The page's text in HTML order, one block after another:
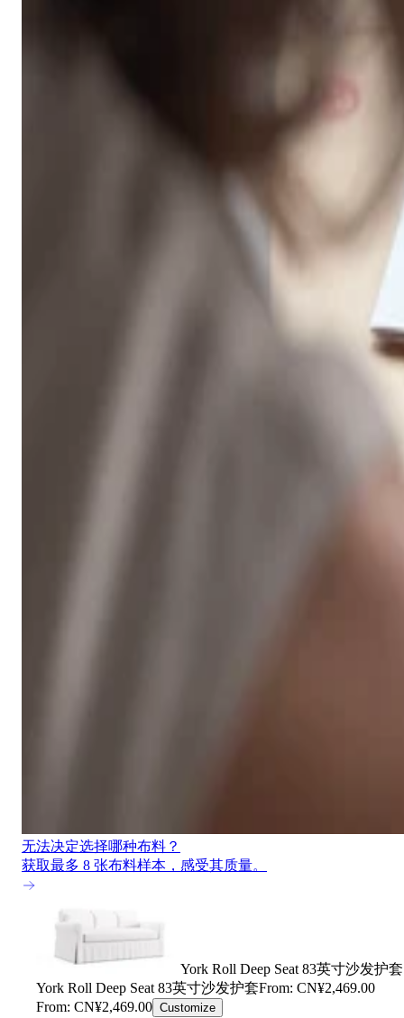
无法决定选择哪种布料？
获取最多 8 张布料样本，感受其质量。
York Roll Deep Seat 83英寸沙发护套
York Roll Deep Seat 83英寸沙发护套From: CN¥2,469.00
From: CN¥2,469.00 Customize